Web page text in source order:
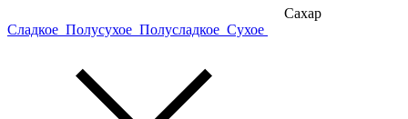
Сахар
Сладкое Полусухое Полусладкое Сухое